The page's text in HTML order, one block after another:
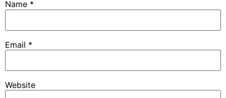
Name *
Email *
Website